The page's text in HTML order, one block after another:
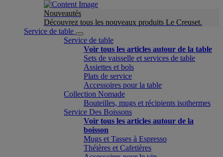
Nouveautés
Découvrez tous les nouveaux produits Le Creuset.
Service de table
Service de table
Voir tous les articles autour de la table
Sets de vaisselle et services de table
Assiettes et bols
Plats de service
Accessoires pour la table
Collection Nomade
Bouteilles, mugs et récipients isothermes
Service Des Boissons
Voir tous les articles autour de la
boisson
Mugs et Tasses à Espresso
Théières et Cafetières